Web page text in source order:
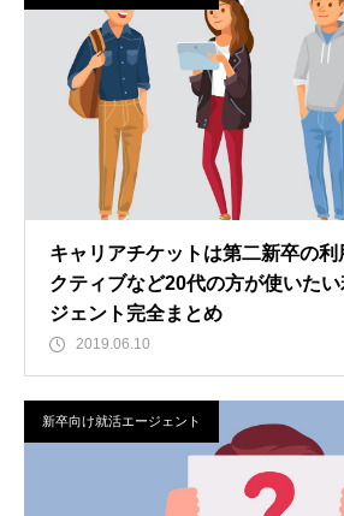
キャリアチケットは第二新卒の
クティブなど20代の方が使いた
ジェント完全まとめ
2019.06.10
新卒向け就活エージェント